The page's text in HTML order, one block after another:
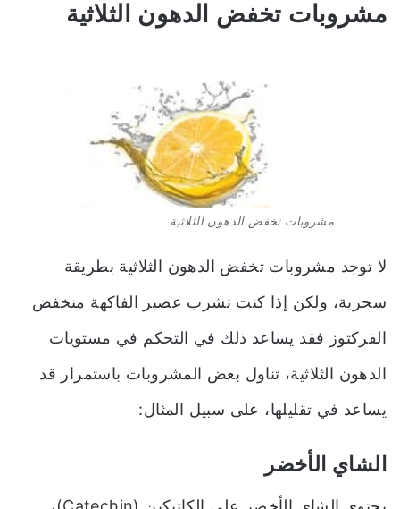
مشروبات تخفض الدهون الثلاثية
مشروبات تخفض الدهون الثلاثية
لا توجد مشروبات تخفض الدهون الثلاثية بطريقة
سحرية، ولكن إذا كنت تشرب عصير الفاكهة منخفض
الفركتوز فقد يساعد ذلك في التحكم في مستويات
الدهون الثلاثية، تناول بعض المشروبات باستمرار قد
يساعد في تقليلها، على سبيل المثال:
الشاي الأخضر